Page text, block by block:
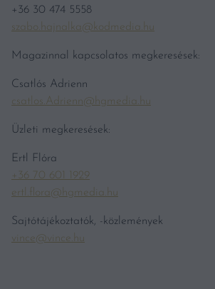
+36 30 474 5558
szabo.hajnalka@kodmedia.hu
Magazinnal kapcsolatos megkeresések:
Csatlós Adrienn
csatlos.Adrienn@hgmedia.hu
Üzleti megkeresések:
Ertl Flóra
+36 70 601 1929
ertl.flora@hgmedia.hu
Sajtótájékoztatók, -közlemények
vince@vince.hu